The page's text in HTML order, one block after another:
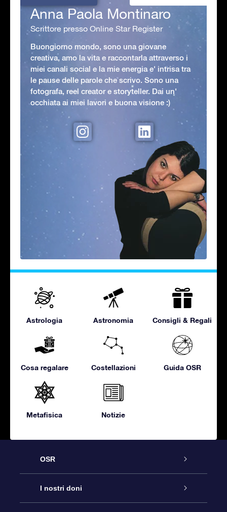
Anna Paola Montinaro
Scrittore presso Online Star Register
Buongiorno mondo, sono una giovane
creativa, amo la vita e raccontarla attraverso i
miei canali social e la mie energia e' intrisa tra
le pause delle parole che scrivo. Sono una
fotografa, reel creator e storyteller. Dai un'
occhiata ai miei lavori e buona visione :)
Astrologia Astronomia Consigli & Regali
Cosa regalare Costellazioni Guida OSR
Metafisica Notizie
OSR
Assistenza
I nostri doni